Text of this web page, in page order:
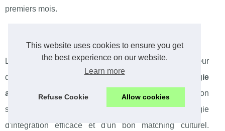
This website uses cookies to ensure you get
the best experience on our website.
Learn more
Refuse Cookie Allow cookies
premiers mois.
Le taux de rétention à 12 et 24 mois constitue l'indicateur
de fidélisation le plus révélateur de votre
stratégie
accompagnement rh industrie. Un taux de rétention
supérieur à 85% à 12 mois témoigne d'une stratégie
d'intégration efficace et d'un bon matching culturel.